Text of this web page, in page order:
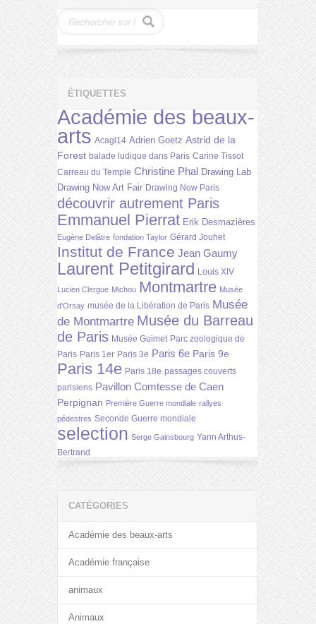
ÉTIQUETTES
Académie des beaux-
arts Acagl14 Adrien Goetz Astrid de la
Forest balade ludique dans Paris Carine Tissot
Carreau du Temple Christine Phal Drawing Lab
Drawing Now Art Fair Drawing Now Paris
découvrir autrement Paris
Emmanuel Pierrat Erik Desmazières
Eugène Delâtre fondation Taylor Gérard Jouhet
Institut de France Jean Gaumy
Laurent Petitgirard Louis XIV
Lucien Clergue Michou Montmartre Musée
d'Orsay musée de la Libération de Paris Musée
de Montmartre Musée du Barreau
de Paris Musée Guimet Parc zoologique de
Paris Paris 1er Paris 3e Paris 6e Paris 9e
Paris 14e Paris 18e passages couverts
parisiens Pavillon Comtesse de Caen
Perpignan Première Guerre mondiale rallyes
pédestres Seconde Guerre mondiale
selection Serge Gainsbourg Yann Arthus-
Bertrand
CATÉGORIES
Académie des beaux-arts
Académie française
animaux
Animaux